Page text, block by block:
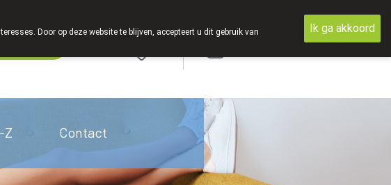
Z Contact
Door op deze website te blijven, accepteert u dit gebruik van
Ik ga akkoord